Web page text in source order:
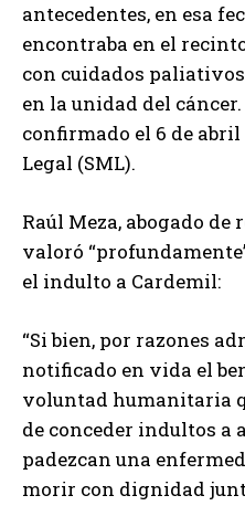
antecedentes, en esa
encontraba en el
con cuidados
en la unidad del
confirmado el 6 de
Legal (SML).
Raúl Meza, abogado de
valoró
el indulto a Cardemil:
“Si bien, por razones
notificado en vida el
voluntad humanitaria
de conceder indultos a
padezcan una
morir con dignidad